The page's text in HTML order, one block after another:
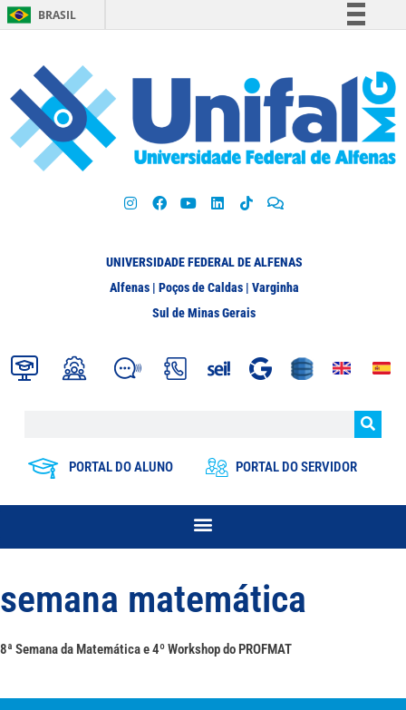
BRASIL
Participe
Acesso à informação
Legislação
UNIVERSIDADE FEDERAL DE ALFENAS
Alfenas | Poços de Caldas | Varginha
Sul de Minas Gerais
PORTAL DO ALUNO PORTAL DO SERVIDOR
semana matemática
8ª Semana da Matemática e 4º Workshop do PROFMAT